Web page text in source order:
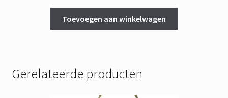
Toevoegen aan winkelwagen
Gerelateerde producten